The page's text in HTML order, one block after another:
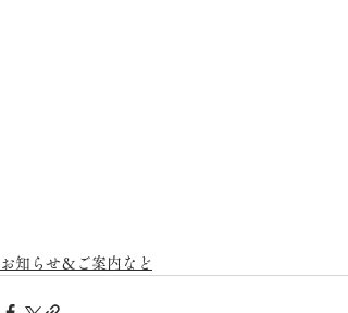
お知らせ＆ご案内など